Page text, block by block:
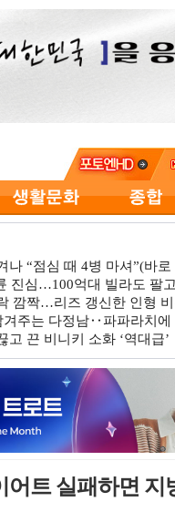
나 “점심 때 4병 마셔”(바로
진심…100억대 빌라도 팔
깜짝…리즈 갱신한 인형 비
주는 다정남‥파파라치에
끈 비니키 소화 ‘역대급’
어트 실패하면 지